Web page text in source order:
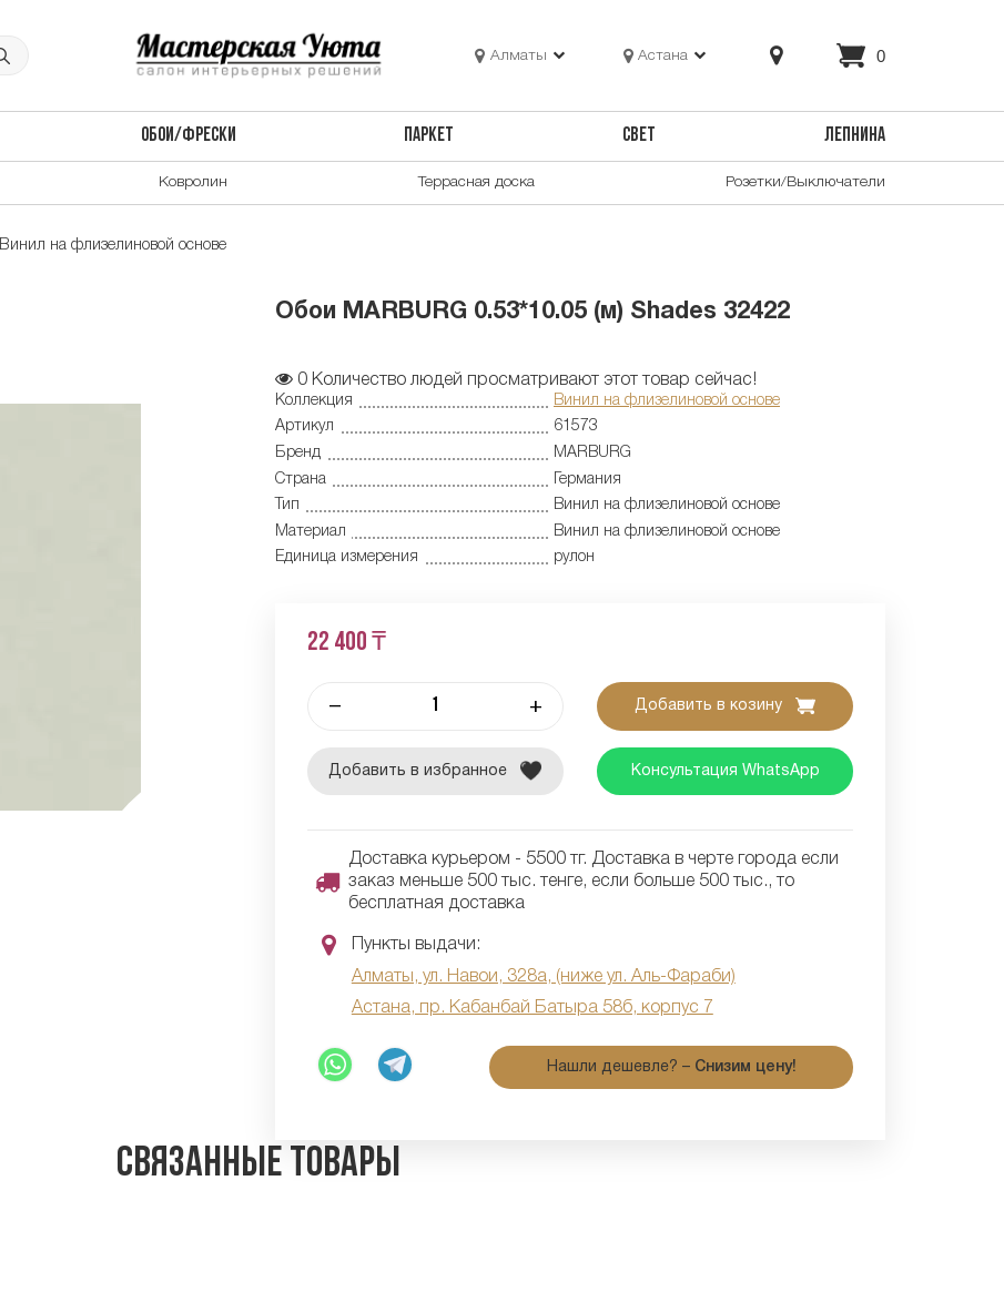
Алматы Астана 0
ОБОИ/ФРЕСКИ ПАРКЕТ СВЕТ ЛЕПНИНА
Ковролин Террасная доска Розетки/Выключатели
Винил на флизелиновой основе
Обои MARBURG 0.53*10.05 (м) Shades 32422
0 Количество людей просматривают этот товар сейчас!
Коллекция
Винил на флизелиновой основе
Артикул
61573
Бренд
MARBURG
Страна
Германия
Тип
Винил на флизелиновой основе
Материал
Винил на флизелиновой основе
Единица измерения
рулон
22 400 ₸
– + Добавить в козину
Добавить в избранное Консультация WhatsApp
Доставка курьером - 5500 тг. Доставка в черте города если
заказ меньше 500 тыс. тенге, если больше 500 тыс., то
бесплатная доставка
Пункты выдачи:
Алматы, ул. Навои, 328а, (ниже ул. Аль-Фараби)
Астана, пр. Кабанбай Батыра 58б, корпус 7
Нашли дешевле? – Снизим цену!
Связанные товары